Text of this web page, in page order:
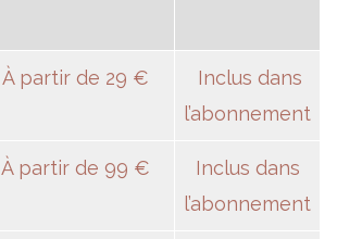
À partir de 29 €
Inclus dans
l’abonnement
À partir de 99 €
Inclus dans
l’abonnement